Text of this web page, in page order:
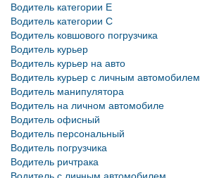
Водитель категории Е
Водитель категории С
Водитель ковшового погрузчика
Водитель курьер
Водитель курьер на авто
Водитель курьер с личным автомобилем
Водитель манипулятора
Водитель на личном автомобиле
Водитель офисный
Водитель персональный
Водитель погрузчика
Водитель ричтрака
Водитель с личным автомобилем